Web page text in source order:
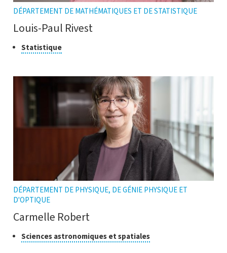
DÉPARTEMENT DE MATHÉMATIQUES ET DE STATISTIQUE
Louis-Paul Rivest
Classe
StatistiqueCliquer
l'infobulle
DÉPARTEMENT DE PHYSIQUE, DE GÉNIE PHYSIQUE ET
D'OPTIQUE
Carmelle Robert
Classe
Sciences astronomiques et spatialesCliquer